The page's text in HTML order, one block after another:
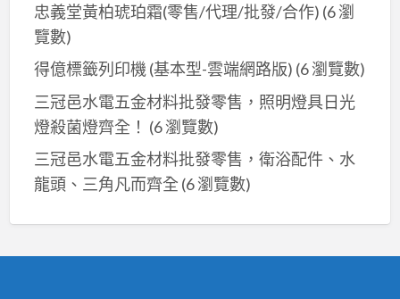
忠義堂黃柏琥珀霜(零售/代理/批發/合作) (6 瀏
覽數)
得億標籤列印機 (基本型-雲端網路版) (6 瀏覽數)
三冠邑水電五金材料批發零售，照明燈具日光
燈殺菌燈齊全！ (6 瀏覽數)
三冠邑水電五金材料批發零售，衛浴配件、水
龍頭、三角凡而齊全 (6 瀏覽數)